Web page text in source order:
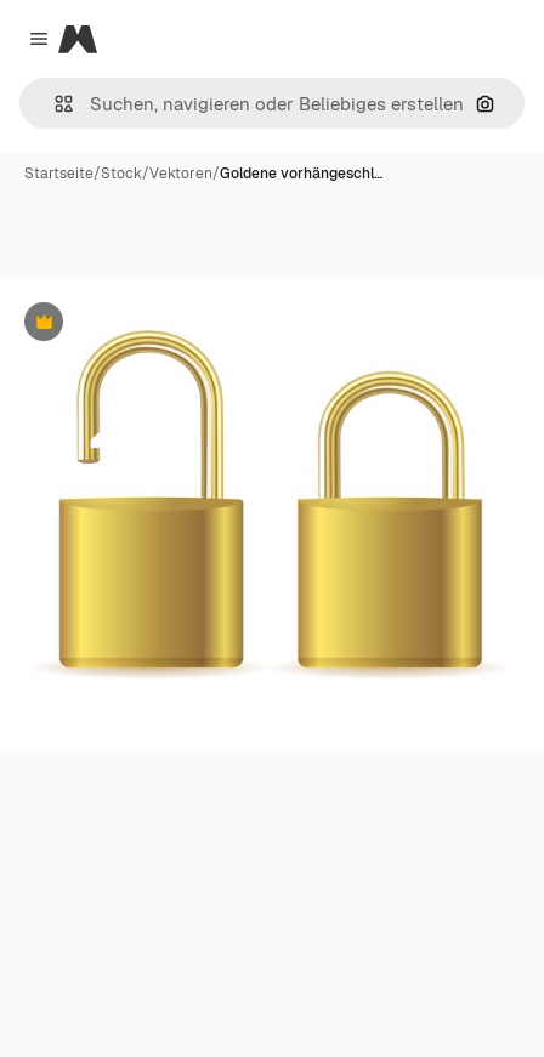
Close menu
Magnific
Nach
Startseite/Stock/Vektoren/Goldene vorhängeschl…
Premium